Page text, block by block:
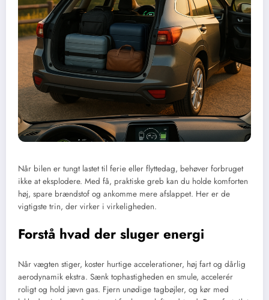
Når bilen er tungt lastet til ferie eller flyttedag, behøver forbruget
ikke at eksplodere. Med få, praktiske greb kan du holde komforten
høj, spare brændstof og ankomme mere afslappet. Her er de
vigtigste trin, der virker i virkeligheden.
Forstå hvad der sluger energi
Når vægten stiger, koster hurtige accelerationer, høj fart og dårlig
aerodynamik ekstra. Sænk tophastigheden en smule, accelerér
roligt og hold jævn gas. Fjern unødige tagbøjler, og kør med